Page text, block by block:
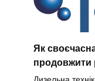
Як
продовжити